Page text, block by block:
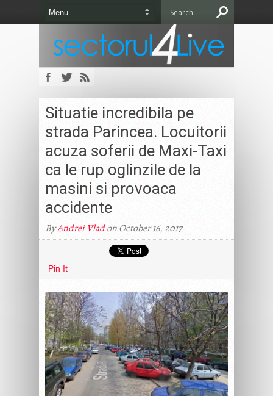
Situatie incredibila pe
strada Parincea. Locuitorii
acuza soferii de Maxi-Taxi
ca le rup oglinzile de la
masini si provoaca
accidente
ByAndrei Vladon October 16, 2017
Pin It